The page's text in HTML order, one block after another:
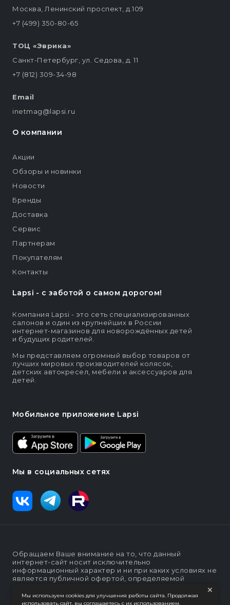
Lapsi - c заботой о самом дорогом!
Компания Lapsi - это сеть специализированных
салонов и один из крупнейших в России
интернет-магазинов для новорождённых детей
и будущих родителей.
Мы представляем огромный выбор товаров от
лучших мировых производителей колясок,
детских автокресел, мебели и аксессуаров для
детей.
Мобильное приложение Lapsi
Мы в социальных сетях
Москва, Ленинский проспект, д.109
+7 (499) 350-80-65
ТОЦ «Эврика»
Санкт-Петербург, ул. Седова, д. 11
+7 (812) 309-34-98
Email
inetmag@lapsi.ru
О компании
Акции
Обзоры и новинки
Новости
Бренды
Доставка
Сервис
Партнерам
Покупателям
Контакты
Обращаем Ваше внимание на то, что данный
интернет-сайт носит исключительно
информационный характер и ни при каких условиях не
является публичной офертой, определяемой
положениями статьи п. 2 ст. 437 Гражданского кодекса
Российской Федерации
×
Мы используем cookies для улучшения работы сайта. Продолжая
использовать сайт, вы соглашаетесь с их использованием.